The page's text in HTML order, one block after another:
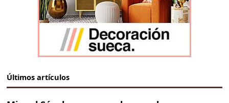
Últimos artículos